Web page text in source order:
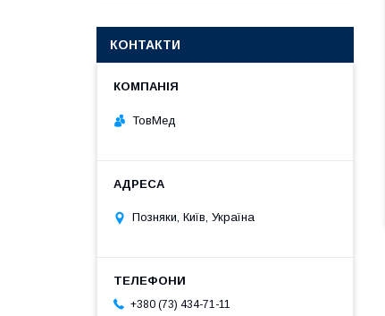
КОНТАКТИ
ТовМед
Позняки, Київ, Україна
+380 (73) 434-71-11